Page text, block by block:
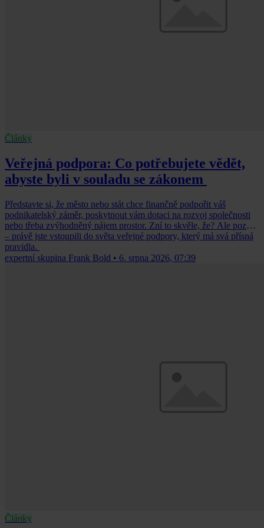
Články
Veřejná podpora: Co potřebujete vědět,
abyste byli v souladu se zákonem
Představte si, že město nebo stát chce finančně podpořit váš
podnikatelský záměr, poskytnout vám dotaci na rozvoj společnosti
nebo třeba zvýhodněný nájem prostor. Zní to skvěle, že? Ale pozor
– právě jste vstoupili do světa veřejné podpory, který má svá přísná
pravidla.
expertní skupina Frank Bold • 6. srpna 2026, 07:39
Články